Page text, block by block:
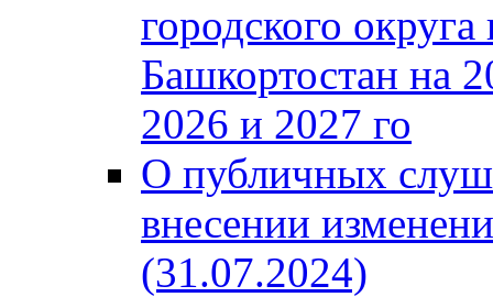
городского
Башкортостан на
2026 и 2027 го
О публичных
внесении
(31.07.2024)